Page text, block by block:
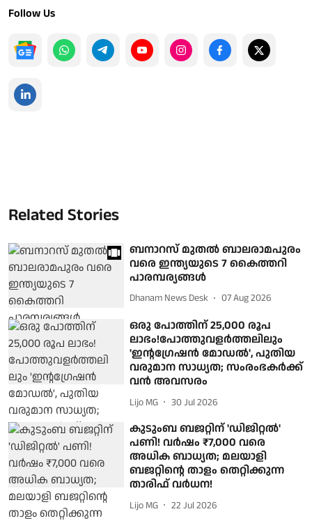
Follow Us
Related Stories
ബനാറസ് മുതല്‍ ബാലരാമപുരം
വരെ ഇന്ത്യയുടെ 7 കൈത്തറി
പാരമ്പര്യങ്ങള്‍
Dhanam News Desk 07 Aug 2026
ഒരു പോത്തിന് 25,000 രൂപ
ലാഭം!പോത്തുവളര്‍ത്തലിലും
'ഇന്റഗ്രേഷന്‍ മോഡല്‍', പുതിയ
വരുമാന സാധ്യത; സംരംഭകര്‍ക്ക്
വന്‍ അവസരം
Lijo MG 30 Jul 2026
കുടുംബ ബജറ്റിന് 'ഡിജിറ്റല്‍'
പണി! വർഷം ₹7,000 വരെ
അധിക ബാധ്യത; മലയാളി
ബജറ്റിന്റെ താളം തെറ്റിക്കുന്ന
താരിഫ് വർധന!
Lijo MG 22 Jul 2026